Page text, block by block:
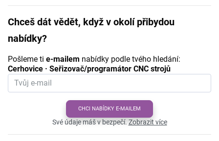
Chceš dát vědět, když v okolí přibydou
nabídky?
Pošleme ti e-mailem nabídky podle tvého hledání:
Cerhovice · Seřizovač/programátor CNC strojů
CHCI NABÍDKY E-MAILEM
Své údaje máš v bezpečí.Zobrazit více